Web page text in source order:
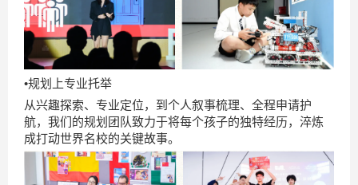
•规划上专业托举
从兴趣探索、专业定位，到个人叙事梳理、全程申请护
航，我们的规划团队致力于将每个孩子的独特经历，淬炼
成打动世界名校的关键故事。